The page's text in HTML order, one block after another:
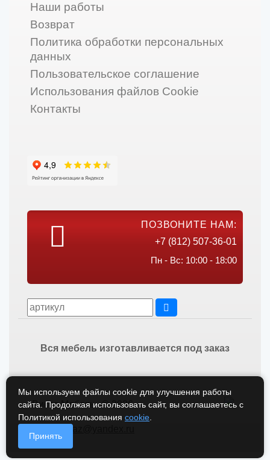
Наши работы
Возврат
Политика обработки персональных
данных
Пользовательское соглашение
Использования файлов Cookie
Контакты
ПОЗВОНИТЕ НАМ:
+7 (812) 507-36-01
Пн - Вс: 10:00 - 18:00
Вся мебель изготавливается под заказ
Викос Мебель © 2026
vikos-zakaz@yandex.ru
Мы используем файлы cookie для улучшения работы
сайта. Продолжая использовать сайт, вы соглашаетесь с
Политикой использования cookie
Принять